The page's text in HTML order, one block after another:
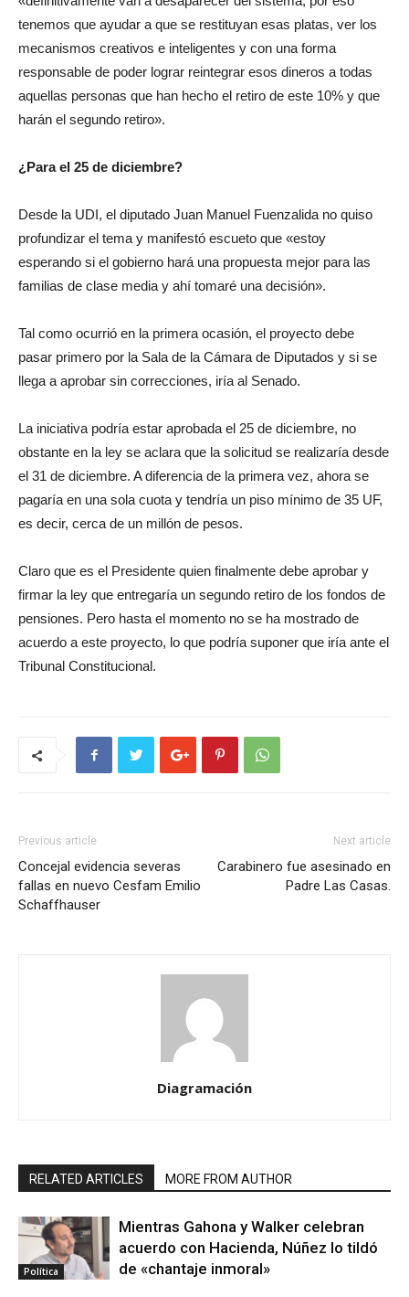
tenemos que ayudar a que se restituyan esas platas, ver los
mecanismos creativos e inteligentes y con una forma
responsable de poder lograr reintegrar esos dineros a todas
aquellas personas que han hecho el retiro de este 10% y que
harán el segundo retiro».
¿Para el 25 de diciembre?
Desde la UDI, el diputado Juan Manuel Fuenzalida no quiso
profundizar el tema y manifestó escueto que «estoy
esperando si el gobierno hará una propuesta mejor para las
familias de clase media y ahí tomaré una decisión».
Tal como ocurrió en la primera ocasión, el proyecto debe
pasar primero por la Sala de la Cámara de Diputados y si se
llega a aprobar sin correcciones, iría al Senado.
La iniciativa podría estar aprobada el 25 de diciembre, no
obstante en la ley se aclara que la solicitud se realizaría desde
el 31 de diciembre. A diferencia de la primera vez, ahora se
pagaría en una sola cuota y tendría un piso mínimo de 35 UF,
es decir, cerca de un millón de pesos.
Claro que es el Presidente quien finalmente debe aprobar y
firmar la ley que entregaría un segundo retiro de los fondos de
pensiones. Pero hasta el momento no se ha mostrado de
acuerdo a este proyecto, lo que podría suponer que iría ante el
Tribunal Constitucional.
Previous article
Concejal evidencia severas
fallas en nuevo Cesfam Emilio
Schaffhauser
Next article
Carabinero fue asesinado en
Padre Las Casas.
Diagramación
RELATED ARTICLES MORE FROM AUTHOR
Política
Mientras Gahona y Walker celebran
acuerdo con Hacienda, Núñez lo tildó
de «chantaje inmoral»